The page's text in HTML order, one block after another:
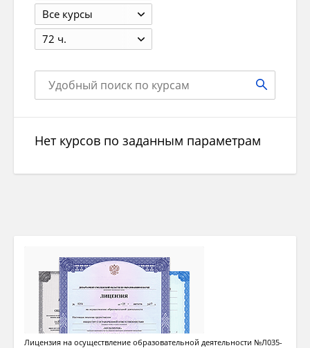
Все курсы
72 ч.
Нет курсов по заданным параметрам
Лицензия на осуществление образовательной деятельности №Л035-